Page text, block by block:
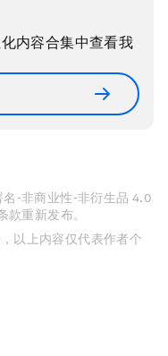
内容合集中查看我
-非商业性-非衍生品 4.0
款重新发布。
以上内容仅代表作者个